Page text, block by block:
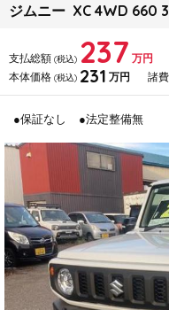
ジムニー XC 4WD 660
支払総額 (税込) 237 万円
本体価格 (税込) 231 万円 諸
●保証なし ●法定整備無